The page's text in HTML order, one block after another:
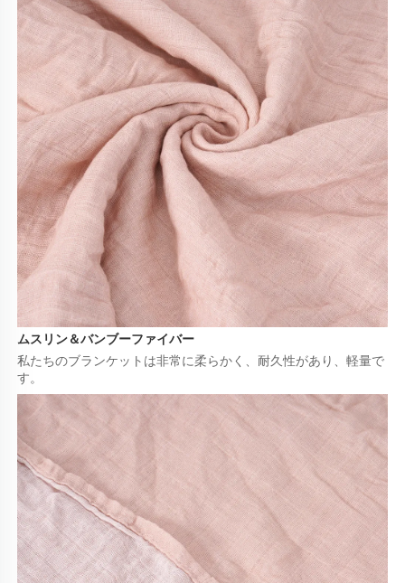
ムスリン＆バンブーファイバー
私たちのブランケットは非常に柔らかく、耐久性があり、軽量で
す。